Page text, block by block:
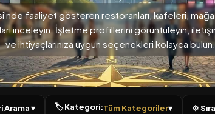
faaliyet gösteren restoranları, kafeleri,
inceleyin. İşletme profillerini görüntüleyin,
ve ihtiyaçlarınıza uygun seçenekleri kolayca bulun.
Arama ▾ 🏷 Kategori:Tüm Kategoriler▾ ⚙